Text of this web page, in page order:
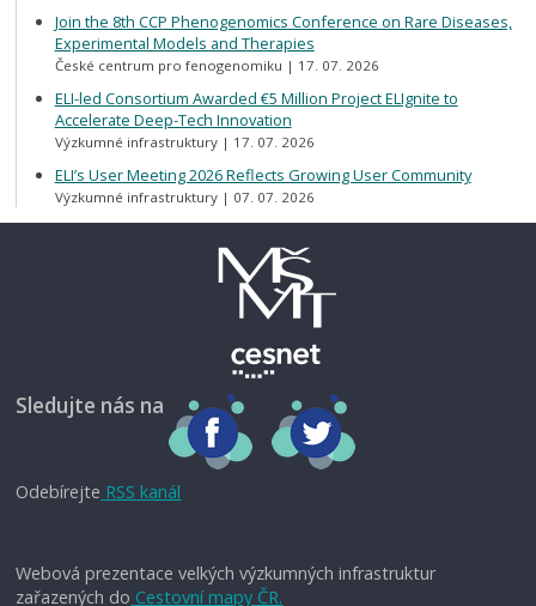
Join the 8th CCP Phenogenomics Conference on Rare Diseases,
Experimental Models and Therapies
České centrum pro fenogenomiku 17. 07. 2026
ELI-led Consortium Awarded €5 Million Project ELIgnite to
Accelerate Deep-Tech Innovation
Výzkumné infrastruktury 17. 07. 2026
ELI’s User Meeting 2026 Reflects Growing User Community
Výzkumné infrastruktury 07. 07. 2026
Sledujte nás na
Odebírejte RSS kanál
Webová prezentace velkých výzkumných infrastruktur
zařazených do Cestovní mapy ČR.